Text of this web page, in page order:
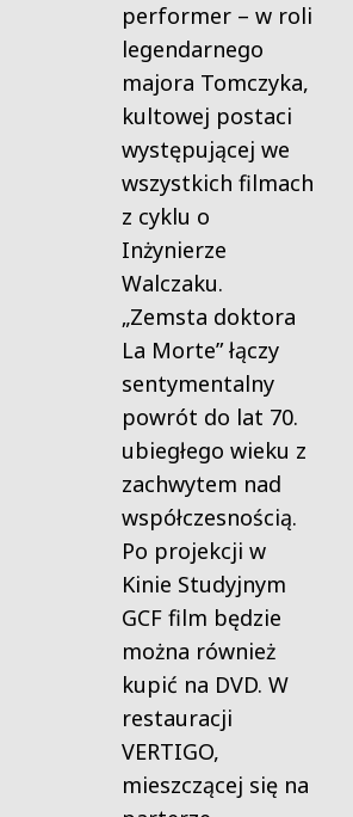
performer – w roli
legendarnego
majora Tomczyka,
kultowej postaci
występującej we
wszystkich filmach
z cyklu o
Inżynierze
Walczaku.
„Zemsta doktora
La Morte” łączy
sentymentalny
powrót do lat 70.
ubiegłego wieku z
zachwytem nad
współczesnością.
Po projekcji w
Kinie Studyjnym
GCF film będzie
można również
kupić na DVD. W
restauracji
VERTIGO,
mieszczącej się na